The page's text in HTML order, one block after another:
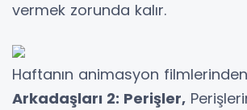
vermek zorunda kalır.
Haftanın animasyon filmlerinden
Arkadaşları 2: Perişler,